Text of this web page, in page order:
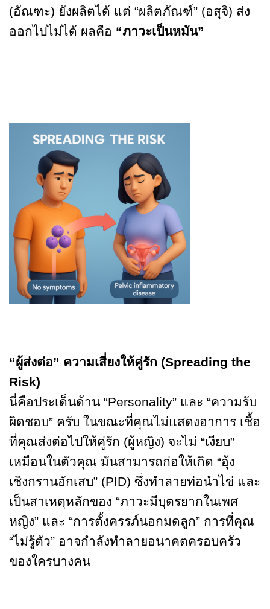
(อัณฑะ) ยังผลิตได้ แต่ “ผลิตภัณฑ์” (อสุจิ) ส่ง
ออกไปไม่ได้ ผลคือ “ภาวะเป็นหมัน”
“ผู้ส่งต่อ” ความเสี่ยงให้คู่รัก (Spreading the
Risk)
นี่คือประเด็นด้าน “Personality” และ “ความรับ
ผิดชอบ” ครับ ในขณะที่คุณไม่แสดงอาการ เชื้อ
ที่คุณส่งต่อไปให้คู่รัก (ผู้หญิง) จะไม่ “เงียบ”
เหมือนในตัวคุณ มันสามารถก่อให้เกิด “อุ้ง
เชิงกรานอักเสบ” (PID) ซึ่งทำลายท่อนำไข่ และ
เป็นสาเหตุหลักของ “ภาวะมีบุตรยากในเพศ
หญิง” และ “การตั้งครรภ์นอกมดลูก” การที่คุณ
“ไม่รู้ตัว” อาจกำลังทำลายอนาคตครอบครัว
ของใครบางคน